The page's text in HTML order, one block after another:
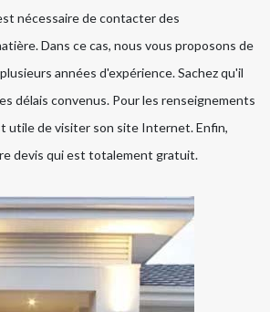
nécessaire de contacter des
Dans ce cas, nous vous proposons de
années d'expérience. Sachez qu'il
délais convenus. Pour les renseignements
utile de visiter son site Internet. Enfin,
devis qui est totalement gratuit.